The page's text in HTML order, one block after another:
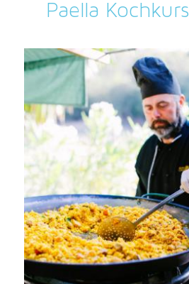
Paella Kochkurs